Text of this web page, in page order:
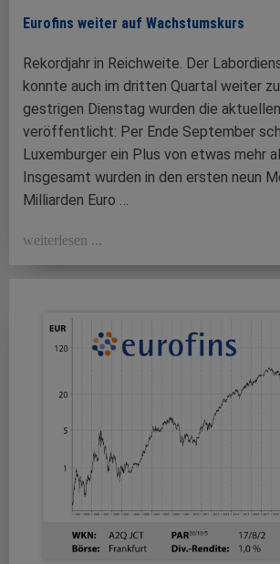
Eurofins weiter auf Wachstumskurs
Rekordjahr in Reichweite. Der
konnte auch im dritten Quartal weiter
gestrigen Dienstag wurden die
veröffentlicht: Per Ende September
Luxemburger ein Plus von etwas mehr
Insgesamt wurden in den ersten neun
Milliarden Euro …
weiterlesen ...